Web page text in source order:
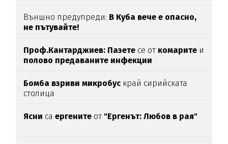
Външно предупреди: В Куба вече е опасно,
не пътувайте!
Проф.Кантарджиев: Пазете се от комарите и
полово предаваните инфекции
Бомба взриви микробус край сирийската
столица
Ясни са ергените от "Ергенът: Любов в рая"